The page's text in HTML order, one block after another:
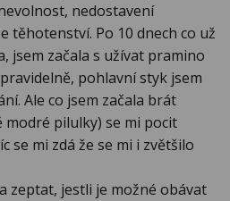
nedostavení
těhotenství. Po 10 dnech co už
jsem začala s užívat pramino
pohlavní styk jsem
Ale co jsem začala brát
modré pilulky) se mi pocit
se mi zdá že se mi i zvětšilo
zeptat, jestli je možné obávat